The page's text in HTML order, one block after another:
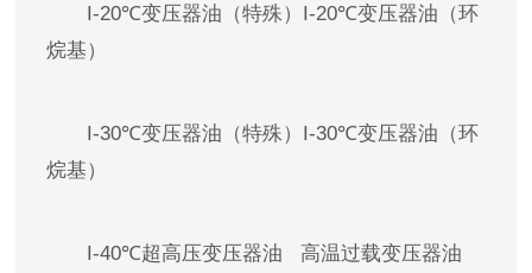
I-20℃变压器油（特殊）I-20℃变压器油（环
烷基）
I-30℃变压器油（特殊）I-30℃变压器油（环
烷基）
I-40℃超高压变压器油 高温过载变压器油